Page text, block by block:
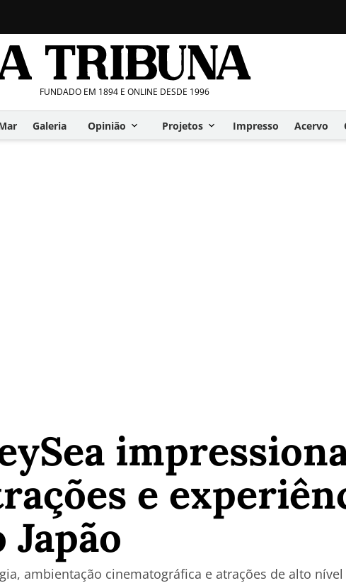
FUNDADO EM 1894 E ONLINE DESDE 1996
Galeria Opinião Projetos Impresso Acervo
e
ambientação cinematográfica e atrações de alto nível